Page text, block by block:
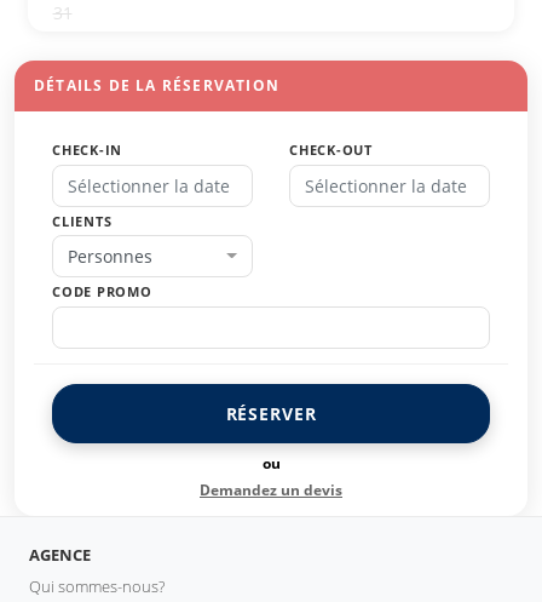
31
DÉTAILS DE LA RÉSERVATION
CHECK-IN CHECK-OUT
CLIENTS
Personnes
CODE PROMO
RÉSERVER
ou
Demandez un devis
AGENCE
Qui sommes-nous?